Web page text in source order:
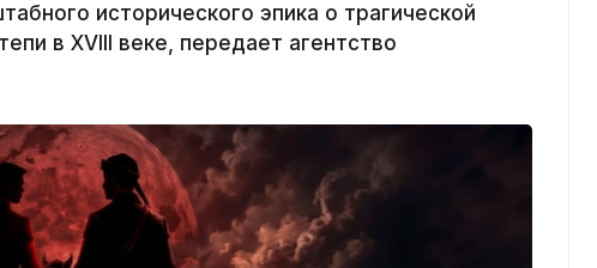
исторического эпика о трагической
в XVIII веке, передает агентство